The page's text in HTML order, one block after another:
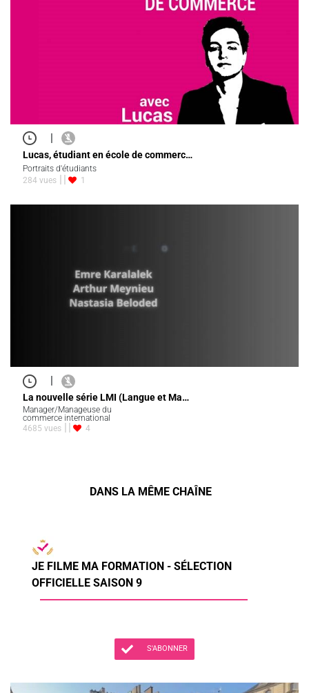
|
Lucas, étudiant en école de commerc…
Portraits d'étudiants
284 vues
1
|
La nouvelle série LMI (Langue et Ma…
Manager/Manageuse du
commerce international
4685 vues
4
DANS LA MÊME CHAÎNE
JE FILME MA FORMATION - SÉLECTION
OFFICIELLE SAISON 9
S'ABONNER